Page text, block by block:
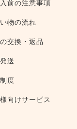
前の注意事項
物の流れ
交換・返品
送
度
向けサービス